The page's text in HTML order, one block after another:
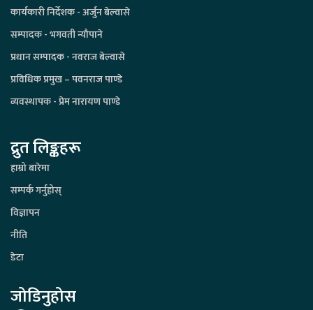
कार्यकारी निर्देशक - अर्जुन बेल्वासे
सम्पादक - भगवती न्यौपाने
प्रधान सम्पादक - नवराज बेल्वासे
प्रविधिक प्रमुख – पवनराज पाण्डे
व्यवस्थापक - प्रेम नारायण पाण्डे
द्रुत लिङ्कहरू
हाम्रो बारेमा
सम्पर्क गर्नुहोस्
विज्ञापन
नीति
डेटा
जोडिनुहोस